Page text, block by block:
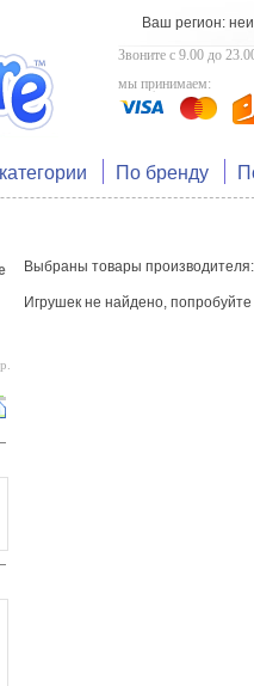
Ваш регион:
Звоните с 9.00 до
мы принимаем:
По бренду
Выбраны товары
Игрушек не найдено,